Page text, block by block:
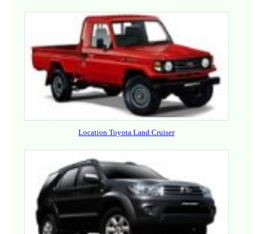
Location Toyota Land Cruiser